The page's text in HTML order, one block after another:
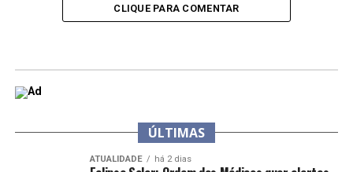
CLIQUE PARA COMENTAR
ÚLTIMAS
ATUALIDADE há 2 dias